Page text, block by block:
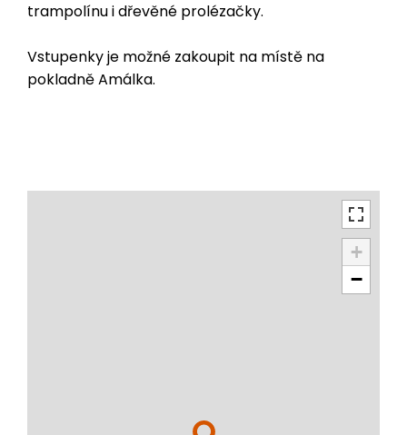
trampolínu i dřevěné prolézačky.
Vstupenky je možné zakoupit na místě na
pokladně Amálka.
+
−